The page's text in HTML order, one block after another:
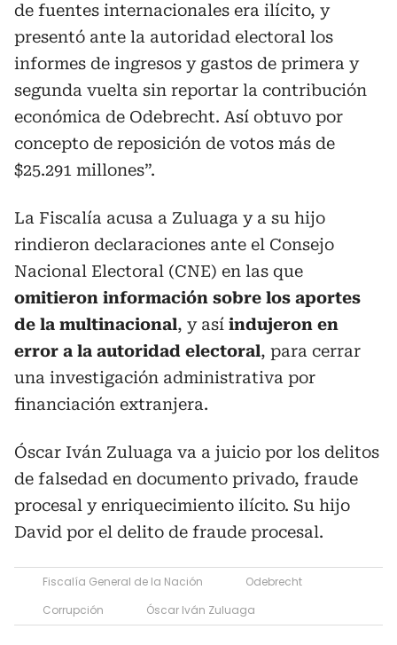
de fuentes internacionales era ilícito, y
presentó ante la autoridad electoral los
informes de ingresos y gastos de primera y
segunda vuelta sin reportar la contribución
económica de Odebrecht. Así obtuvo por
concepto de reposición de votos más de
$25.291 millones”.
La Fiscalía acusa a Zuluaga y a su hijo
rindieron declaraciones ante el Consejo
Nacional Electoral (CNE) en las que
omitieron información sobre los aportes
de la multinacional, y así indujeron en
error a la autoridad electoral, para cerrar
una investigación administrativa por
financiación extranjera.
Óscar Iván Zuluaga va a juicio por los delitos
de falsedad en documento privado, fraude
procesal y enriquecimiento ilícito. Su hijo
David por el delito de fraude procesal.
Fiscalía General de la Nación
Odebrecht
Corrupción
Óscar Iván Zuluaga